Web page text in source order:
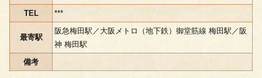
TEL ***
最寄駅
阪急梅田駅／大阪メトロ（地下鉄）御堂筋線 梅田駅／阪
神 梅田駅
備考